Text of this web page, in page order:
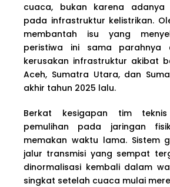
cuaca, bukan karena adanya
pada infrastruktur kelistrikan.
membantah isu yang
peristiwa ini sama parahnya
kerusakan infrastruktur akibat
Aceh, Sumatra Utara, dan
akhir tahun 2025 lalu.
Berkat kesigapan tim
pemulihan pada jaringan
memakan waktu lama. Sistem
jalur transmisi yang sempat
dinormalisasi kembali dalam
singkat setelah cuaca mulai